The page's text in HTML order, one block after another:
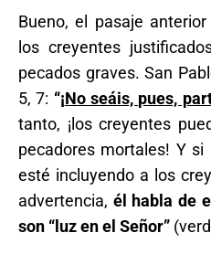
Bueno, el pasaje
los creyentes
pecados graves. San
5, 7: “¡No seáis, pues,
tanto, ¡los creyentes
pecadores mortales! Y
esté incluyendo a los
advertencia, él habla de
son “luz en el Señor”